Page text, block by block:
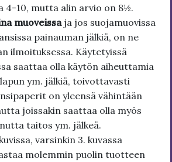
4-10, mutta alin arvio on 8½.
muoveissa ja jos suojamuovissa
painauman jälkiä, on ne
ilmoituksessa. Käytetyissä
saattaa olla käytön aiheuttamia
ym. jälkiä, toivottavasti
on yleensä vähintään
joissakin saattaa olla myös
taitos ym. jälkeä.
varsinkin 3. kuvassa
molemmin puolin tuotteen